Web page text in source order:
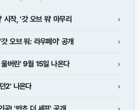
시작, '갓 오브 워' 마무리 ›
오브 워: 라우페이' 공개 ›
버린' 9월 15일 나온다 ›
2' 나온다 ›